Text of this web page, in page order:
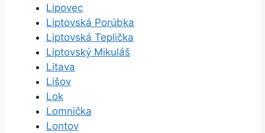
Lipovec
Liptovská Porúbka
Liptovská Teplička
Liptovský Mikuláš
Litava
Lišov
Lok
Lomnička
Lontov